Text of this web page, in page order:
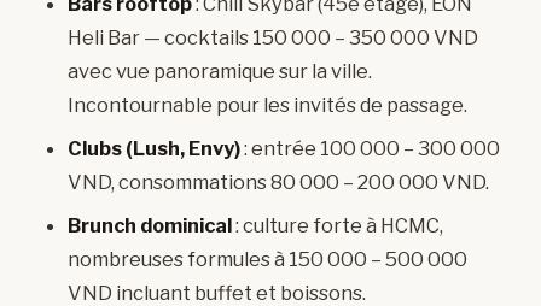
Heli Bar — cocktails 150 000 – 350 000 VND
avec vue panoramique sur la ville.
Incontournable pour les invités de passage.
Clubs (Lush, Envy): entrée 100 000 – 300 000
VND, consommations 80 000 – 200 000 VND.
Brunch dominical: culture forte à HCMC,
nombreuses formules à 150 000 – 500 000
VND incluant buffet et boissons.